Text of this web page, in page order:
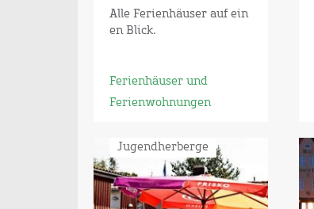
Alle Ferienhäuser auf ein
en Blick.
Ferienhäuser und
Ferienwohnungen
Jugendherberge